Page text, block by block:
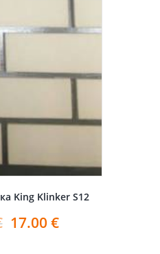
King Klinker S12
17.00 €